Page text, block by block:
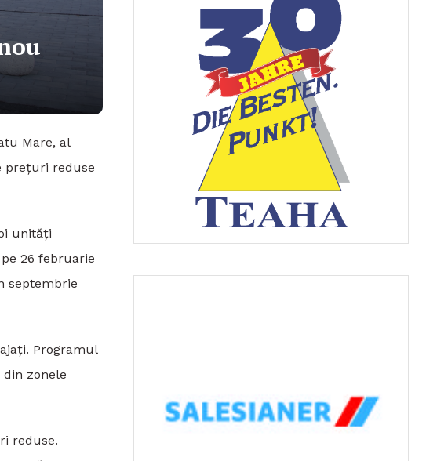
Mare, al
prețuri reduse
unități
26 februarie
septembrie
Programul
zonele
reduse.